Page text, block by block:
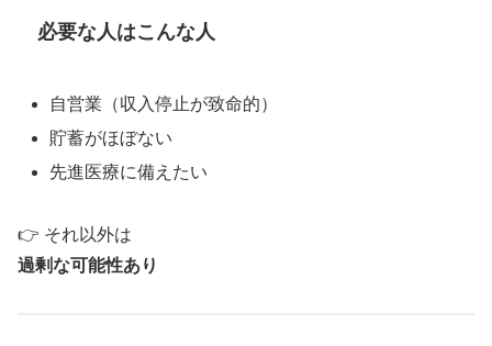
必要な人はこんな人
自営業（収入停止が致命的）
貯蓄がほぼない
先進医療に備えたい
👉 それ以外は
過剰な可能性あり